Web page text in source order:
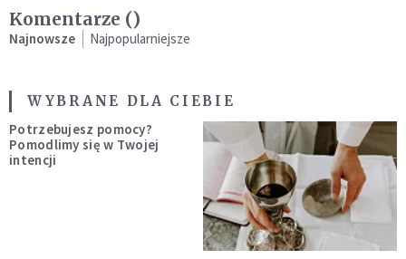
Komentarze ()
Najnowsze Najpopularniejsze
WYBRANE DLA CIEBIE
Potrzebujesz pomocy?
Pomodlimy się w Twojej
intencji